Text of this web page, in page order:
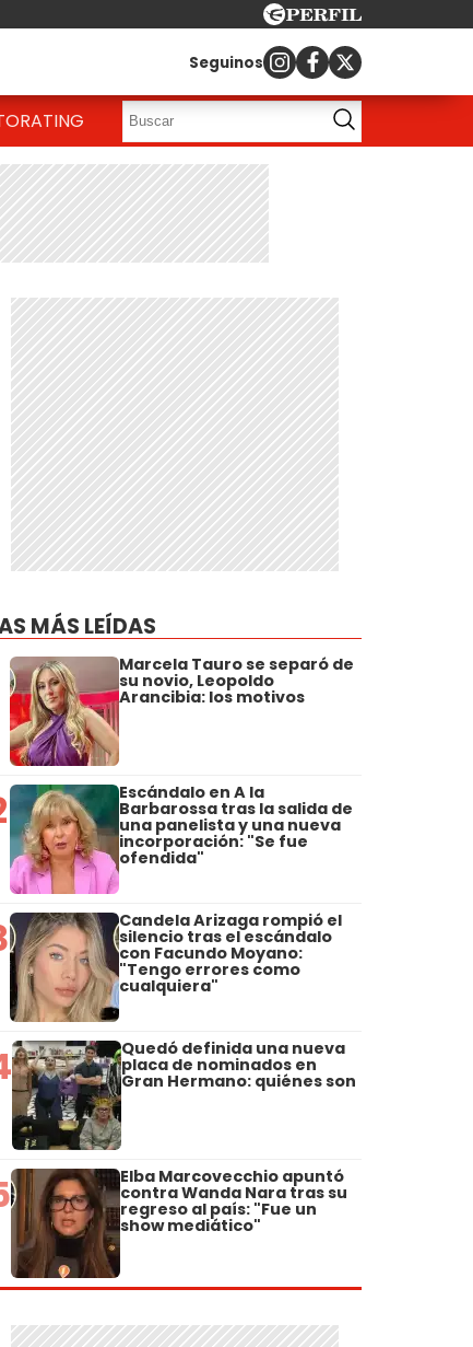
Seguinos
RATING
MÁS LEÍDAS
Marcela Tauro se separó de
su novio, Leopoldo
Arancibia: los motivos
Escándalo en A la
Barbarossa tras la salida de
una panelista y una nueva
incorporación: "Se fue
ofendida"
Candela Arizaga rompió el
silencio tras el escándalo
con Facundo Moyano:
"Tengo errores como
cualquiera"
Quedó definida una nueva
placa de nominados en
Gran Hermano: quiénes son
Elba Marcovecchio apuntó
contra Wanda Nara tras su
regreso al país: "Fue un
show mediático"